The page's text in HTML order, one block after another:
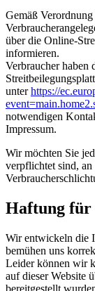
Gemäß
über die Online-
informieren.
Verbraucher
unterhttps://
notwendigen
Impressum.
Wir möchten Sie
verpflichtet sind,
Haftung für
Wir entwickeln die
bemühen uns
Leider können wir
auf dieser Website
bereitgestellt